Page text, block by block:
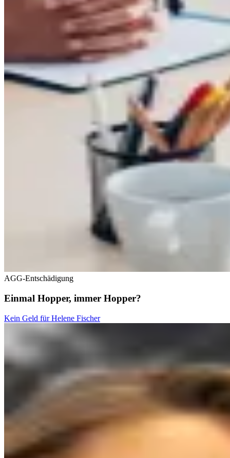
AGG-Entschädigung
Einmal Hopper, immer Hopper?
Kein Geld für Helene Fischer